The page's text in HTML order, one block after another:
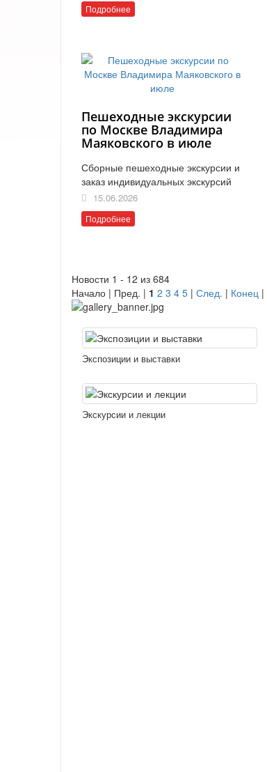
Подробнее
Пешеходные экскурсии
по Москве Владимира
Маяковского в июле
Сборные пешеходные экскурсии и
заказ индивидуальных экскурсий
15.06.2026
Подробнее
Новости 1 - 12 из 684
Начало | Пред. | 1 2 3 4 5 | След. | Конец |
Экспозиции и выставки
Экскурсии и лекции